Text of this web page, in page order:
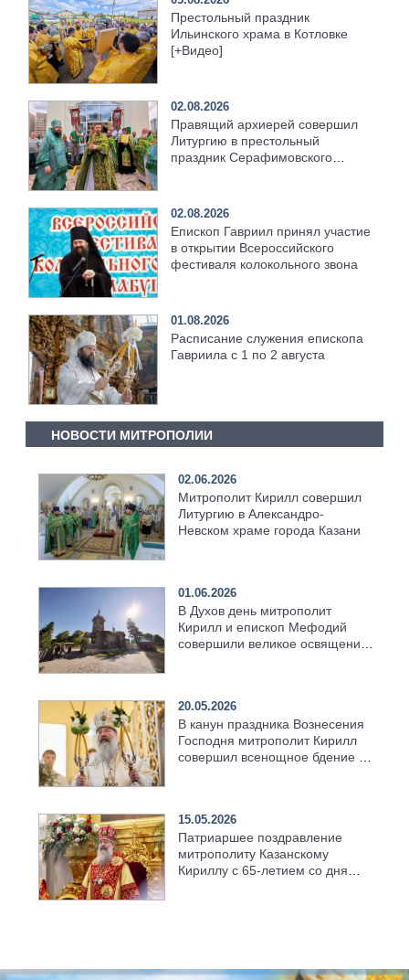
Престольный праздник
Ильинского храма в Котловке
[+Видео]
02.08.2026
Правящий архиерей совершил
Литургию в престольный
праздник Серафимовского
02.08.2026
Епископ Гавриил принял участие
в открытии Всероссийского
фестиваля колокольного звона
01.08.2026
Расписание служения епископа
Гавриила с 1 по 2 августа
НОВОСТИ МИТРОПОЛИИ
02.06.2026
Митрополит Кирилл совершил
Литургию в Александро-
Невском храме города Казани
01.06.2026
В Духов день митрополит
Кирилл и епископ Мефодий
совершили великое освящение
20.05.2026
В канун праздника Вознесения
Господня митрополит Кирилл
совершил всенощное бдение в
15.05.2026
Патриаршее поздравление
митрополиту Казанскому
Кириллу с 65-летием со дня